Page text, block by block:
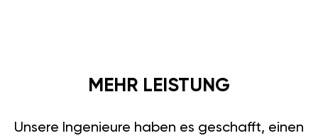
MEHR LEISTUNG
Unsere Ingenieure haben es geschafft, einen